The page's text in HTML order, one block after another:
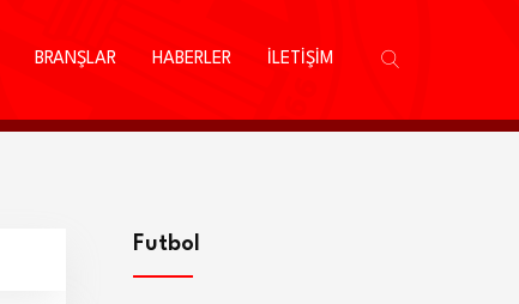
BRANŞLAR HABERLER İLETİŞİM
Futbol